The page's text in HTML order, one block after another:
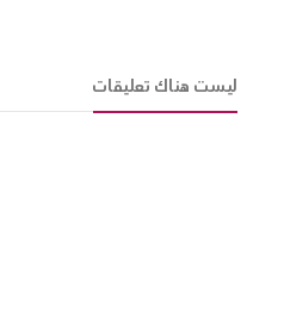
ليست هناك تعليقات